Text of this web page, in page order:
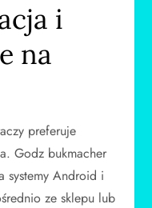
i
na
preferuje
Godz bukmacher
systemy Android i
ze sklepu lub